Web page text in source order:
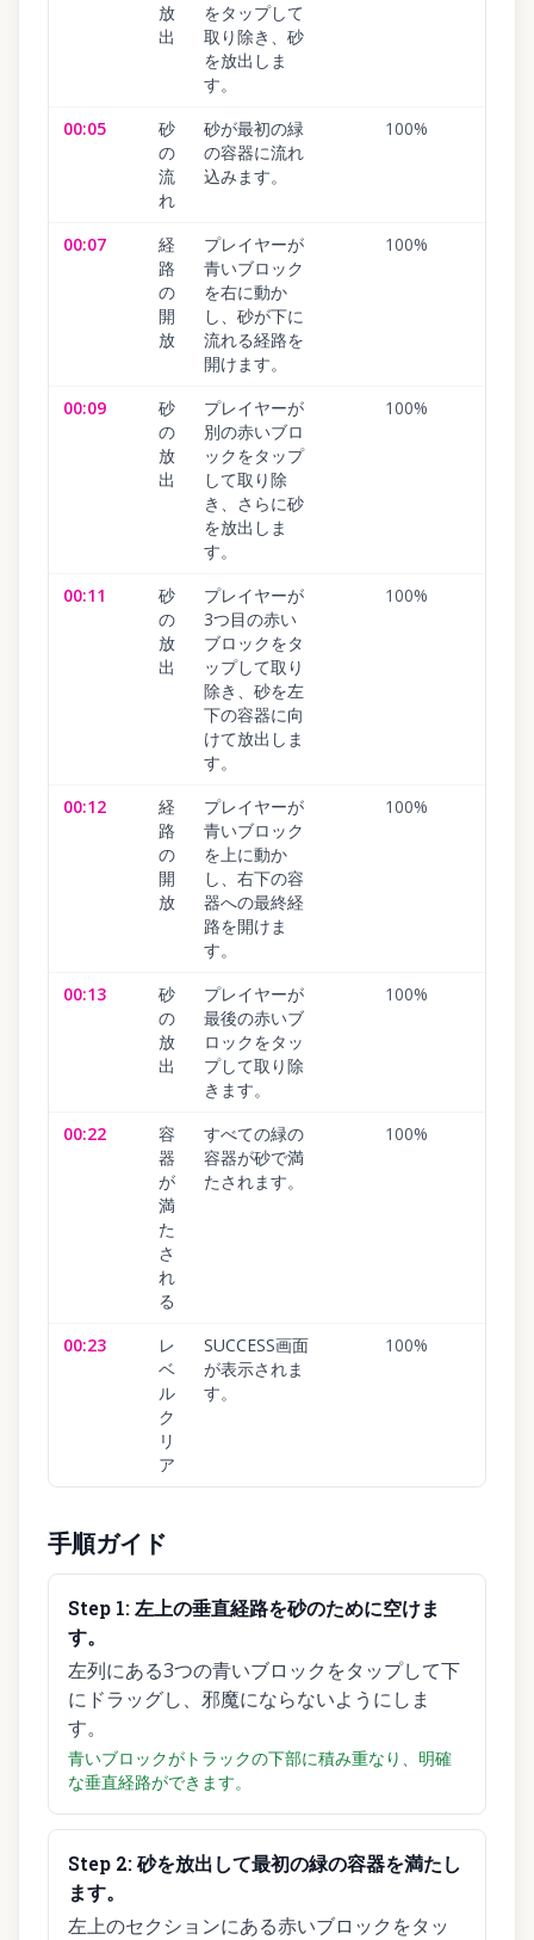
放
出
をタップして
取り除き、砂
を放出しま
す。
00:05
砂
の
流
れ
砂が最初の緑
の容器に流れ
込みます。
100%
00:07
経
路
の
開
放
プレイヤーが
青いブロック
を右に動か
し、砂が下に
流れる経路を
開けます。
100%
00:09
砂
の
放
出
プレイヤーが
別の赤いブロ
ックをタップ
して取り除
き、さらに砂
を放出しま
す。
100%
00:11
砂
の
放
出
プレイヤーが
3つ目の赤い
ブロックをタ
ップして取り
除き、砂を左
下の容器に向
けて放出しま
す。
100%
00:12
経
路
の
開
放
プレイヤーが
青いブロック
を上に動か
し、右下の容
器への最終経
路を開けま
す。
100%
00:13
砂
の
放
出
プレイヤーが
最後の赤いブ
ロックをタッ
プして取り除
きます。
100%
00:22
容
器
が
満
た
さ
れ
る
すべての緑の
容器が砂で満
たされます。
100%
00:23
レ
ベ
ル
ク
リ
ア
SUCCESS画面
が表示されま
す。
100%
手順ガイド
Step 1:左上の垂直経路を砂のために空けま
す。
左列にある3つの青いブロックをタップして下
にドラッグし、邪魔にならないようにしま
す。
青いブロックがトラックの下部に積み重なり、明確
な垂直経路ができます。
Step 2:砂を放出して最初の緑の容器を満たし
ます。
左上のセクションにある赤いブロックをタッ